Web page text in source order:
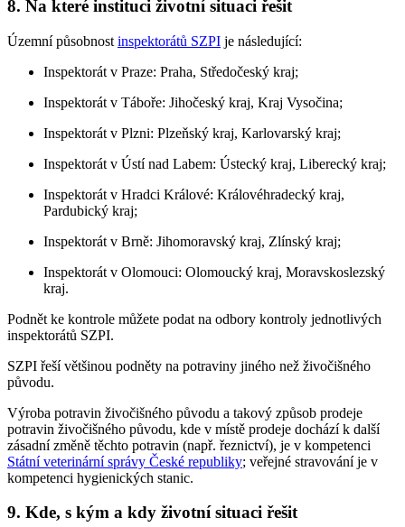
8. Na které instituci životní situaci řešit
Územní působnost inspektorátů SZPI je následující:
Inspektorát v Praze: Praha, Středočeský kraj;
Inspektorát v Táboře: Jihočeský kraj, Kraj Vysočina;
Inspektorát v Plzni: Plzeňský kraj, Karlovarský kraj;
Inspektorát v Ústí nad Labem: Ústecký kraj, Liberecký kraj;
Inspektorát v Hradci Králové: Královéhradecký kraj,
Pardubický kraj;
Inspektorát v Brně: Jihomoravský kraj, Zlínský kraj;
Inspektorát v Olomouci: Olomoucký kraj, Moravskoslezský
kraj.
Podnět ke kontrole můžete podat na odbory kontroly jednotlivých
inspektorátů SZPI.
SZPI řeší většinou podněty na potraviny jiného než živočišného
původu.
Výroba potravin živočišného původu a takový způsob prodeje
potravin živočišného původu, kde v místě prodeje dochází k další
zásadní změně těchto potravin (např. řeznictví), je v kompetenci
Státní veterinární správy České republiky; veřejné stravování je v
kompetenci hygienických stanic.
9. Kde, s kým a kdy životní situaci řešit